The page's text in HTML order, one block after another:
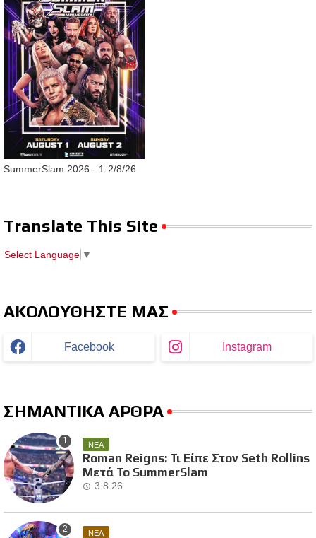
SummerSlam 2026 - 1-2/8/26
Translate This Site
Select Language ▼
ΑΚΟΛΟΥΘΗΣΤΕ ΜΑΣ
Facebook Instagram
ΣΗΜΑΝΤΙΚΑ ΑΡΘΡΑ
ΝΕΑ
Roman Reigns: Τι Είπε Στον Seth Rollins
Μετά Το SummerSlam
3.8.26
ΝΕΑ